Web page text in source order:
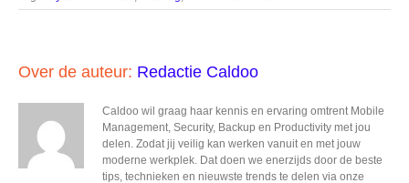
Over de auteur: Redactie Caldoo
Caldoo wil graag haar kennis en ervaring omtrent Mobile
Management, Security, Backup en Productivity met jou
delen. Zodat jij veilig kan werken vanuit en met jouw
moderne werkplek. Dat doen we enerzijds door de beste
tips, technieken en nieuwste trends te delen via onze